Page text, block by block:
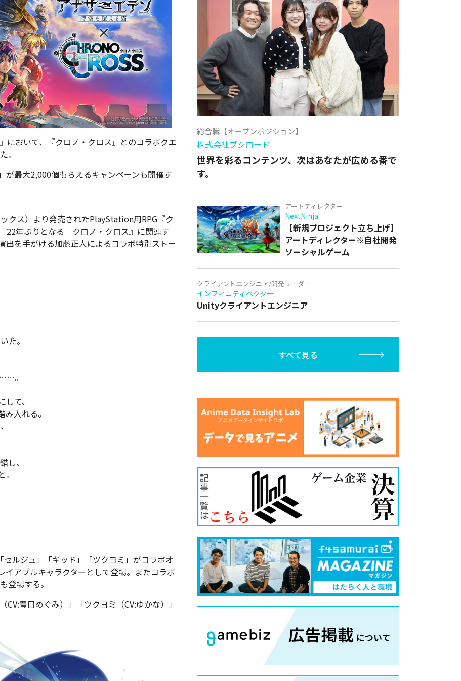
において、『クロノ・クロス』とのコラボクエ
。
が最大2,000個もらえるキャンペーンも開催す
クス）より発売されたPlayStation用RPG『ク
22年ぶりとなる『クロノ・クロス』に関連す
出を手がける加藤正人によるコラボ特別ストー
た。
。
て、
入れる。
し、
セルジュ」「キッド」「ツクヨミ」がコラボオ
アブルキャラクターとして登場。 またコラボ
登場する。
豊口めぐみ）」「ツクヨミ（CV:ゆかな）」
総合職【オープンポジション】
株式会社ブシロード
世界を彩るコンテンツ、次はあなたが広める番で
す。
アートディレクター
NextNinja
【新規プロジェクト立ち上げ】
アートディレクター※自社開発
ソーシャルゲーム
クライアントエンジニア/開発リーダー
インフィニティベクター
Unityクライアントエンジニア
すべて見る